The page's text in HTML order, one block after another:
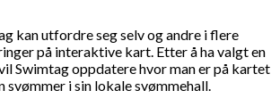
kan utfordre seg selv og andre i flere
på interaktive kart. Etter å ha valgt en
Swimtag oppdatere hvor man er på kartet
svømmer i sin lokale svømmehall.